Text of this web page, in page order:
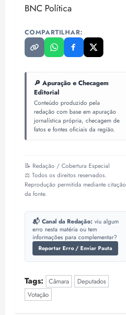
BNC Política
COMPARTILHAR:
🔎 Apuração e Checagem
Editorial
Conteúdo produzido pela
redação com base em apuração
jornalística própria, checagem de
fatos e fontes oficiais da região.
📝 Redação / Cobertura Especial
⚖️ Todos os direitos reservados.
Reprodução permitida mediante citação
da fonte.
📬 Canal da Redação: viu algum
erro nesta matéria ou tem
informações para complementar?
Reportar Erro / Enviar Pauta
Tags: Câmara
Deputados
Votação